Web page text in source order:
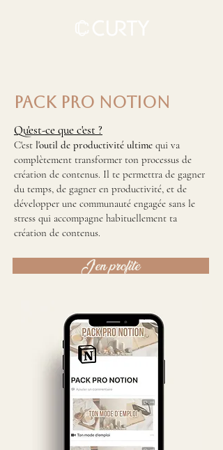
pack pro notion
Qu'est-ce que c'est ?
C'est l'outil de productivité ultime qui va
complètement transformer ton processus de
création de contenus. Il te permettra de gagner
du temps, de gagner en productivité, et de
développer une communauté engagée sans le
stress qui accompagne habituellement ta
création de contenus.
J'en profite